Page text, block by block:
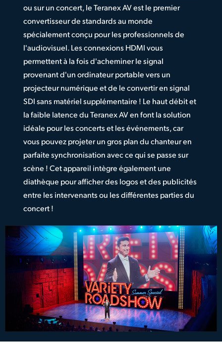
ou sur un concert, le Teranex AV est le premier
convertisseur de standards au monde
spécialement conçu pour les professionnels de
l'audiovisuel. Les connexions HDMI vous
permettent à la fois d'acheminer le signal
provenant d'un ordinateur portable vers un
projecteur numérique et de le convertir en signal
SDI sans matériel supplémentaire ! Le haut débit et
la faible latence du Teranex AV en font la solution
idéale pour les concerts et les événements, car
vous pouvez projeter un gros plan du chanteur en
parfaite synchronisation avec ce qui se passe sur
scène ! Cet appareil intègre également une
diathèque pour afficher des logos et des publicités
entre les intervenants ou les différentes parties du
concert !